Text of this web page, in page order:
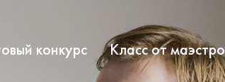
конкурс Класс от маэстро